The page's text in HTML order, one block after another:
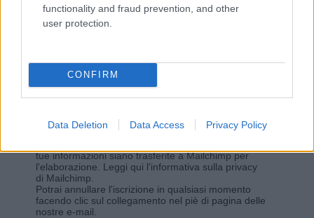
functionality and fraud prevention, and other
user protection.
CONFIRM
Data Deletion Data Access Privacy Policy
Iscriviti alla newsletter di Gallura Oggi e ricevi le nostre
email periodiche contenenti le ultime notizie pubblicate
Indirizzo email*
Utilizziamo Mailchimp come piattaforma di
tue informazioni siano trasferite a Mailchimp per
l'elaborazione. Leggi qui l'informativa sulla privacy
di Mailchimp
Potrai annullare l'iscrizione in qualsiasi momento
facendo clic sul collegamento nel piè di pagina delle
nostre e-mail.